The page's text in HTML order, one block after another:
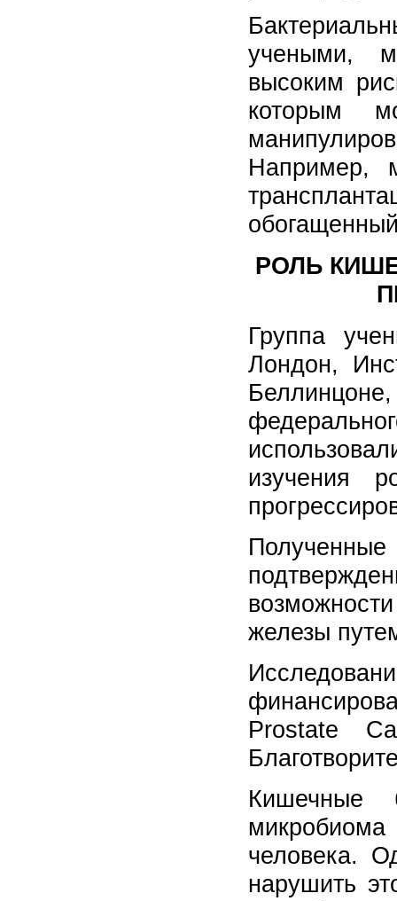
учеными,
высоким
которым
Например,
РОЛЬ
Группа
Лондон,
изучения
железы
Prostate
Кишечные
человека.
нарушить